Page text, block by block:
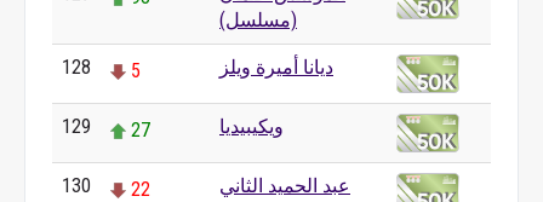
(مسلسل)
128 5 ديانا أميرة ويلز
129 27 ويكيبيديا
130 22 عبد الحميد الثاني